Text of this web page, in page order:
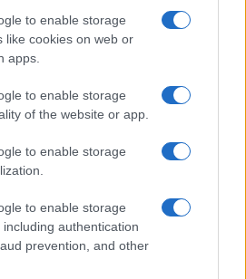
to enable storage
like cookies on web or
apps.
to enable storage
of the website or app.
to enable storage
to enable storage
authentication
prevention, and other
misterija "Prijatelja": Ovo